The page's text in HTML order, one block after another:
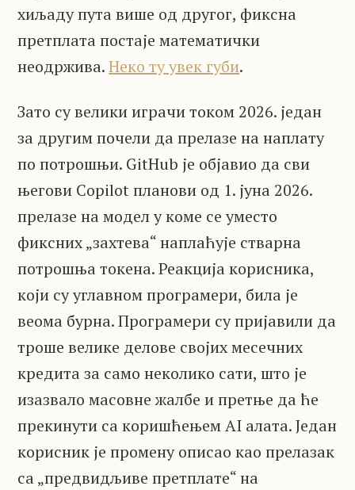
хиљаду пута више од другог, фиксна
претплата постаје математички
неодржива.Неко ту увек губи.
Зато су велики играчи током 2026. један
за другим почели да прелазе на наплату
по потрошњи. GitHub је објавио да сви
његови Copilot планови од 1. јуна 2026.
прелазе на модел у коме се уместо
фиксних „захтева“ наплаћује стварна
потрошња токена. Реакција корисника,
који су углавном програмери, била је
веома бурна. Програмери су пријавили да
троше велике делове својих месечних
кредита за само неколико сати, што је
изазвало масовне жалбе и претње да ће
прекинути са коришћењем AI алата. Један
корисник је промену описао као прелазак
са „предвидљиве претплате“ на